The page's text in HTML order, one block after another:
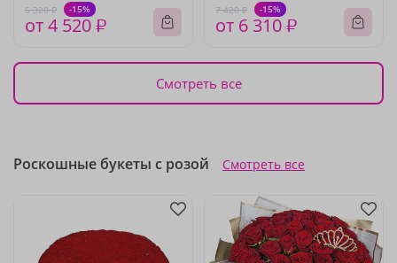
5 320 ₽ -15%
от 4 520 ₽
7 420 ₽ -15%
от 6 310 ₽
Смотреть все
Роскошные букеты с розой Смотреть все